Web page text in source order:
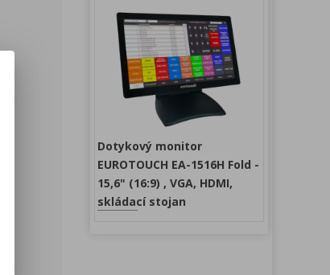
Dotykový monitor
EUROTOUCH EA-1516H Fold -
15,6" (16:9) , VGA, HDMI,
skládací stojan